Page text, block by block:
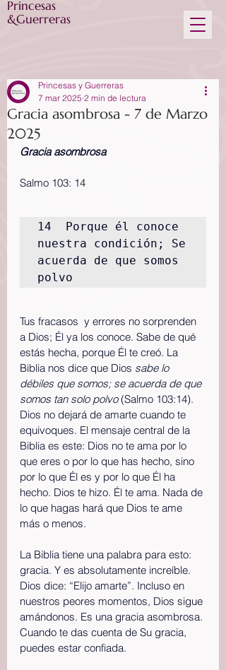
Princesas
&Guerreras
Gracia asombrosa - 7 de Marzo
2025
Princesas y Guerreras
7 mar 2025 2 min de lectura
Gracia asombrosa
Salmo 103: 14
14  Porque él conoce
nuestra condición; Se
acuerda de que somos
polvo
Tus fracasos  y errores no sorprenden
a Dios; Él ya los conoce. Sabe de qué
estás hecha, porque Él te creó. La
Biblia nos dice que Dios sabe lo
débiles que somos; se acuerda de que
somos tan solo polvo (Salmo 103:14).
Dios no dejará de amarte cuando te
equivoques. El mensaje central de la
Biblia es este: Dios no te ama por lo
que eres o por lo que has hecho, sino
por lo que Él es y por lo que Él ha
hecho. Dios te hizo. Él te ama. Nada de
lo que hagas hará que Dios te ame
más o menos.
La Biblia tiene una palabra para esto:
gracia. Y es absolutamente increíble.
Dios dice: “Elijo amarte”. Incluso en
nuestros peores momentos, Dios sigue
amándonos. Es una gracia asombrosa.
Cuando te das cuenta de Su gracia,
puedes estar confiada.